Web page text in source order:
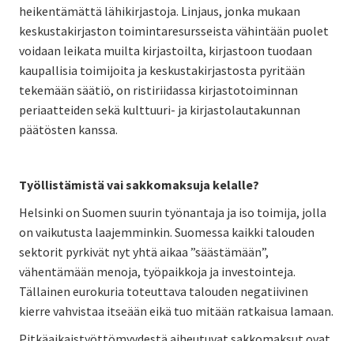
heikentämättä lähikirjastoja. Linjaus, jonka mukaan
keskustakirjaston toimintaresursseista vähintään puolet
voidaan leikata muilta kirjastoilta, kirjastoon tuodaan
kaupallisia toimijoita ja keskustakirjastosta pyritään
tekemään säätiö, on ristiriidassa kirjastotoiminnan
periaatteiden sekä kulttuuri- ja kirjastolautakunnan
päätösten kanssa.
Työllistämistä vai sakkomaksuja kelalle?
Helsinki on Suomen suurin työnantaja ja iso toimija, jolla
on vaikutusta laajemminkin. Suomessa kaikki talouden
sektorit pyrkivät nyt yhtä aikaa ”säästämään”,
vähentämään menoja, työpaikkoja ja investointeja.
Tällainen eurokuria toteuttava talouden negatiivinen
kierre vahvistaa itseään eikä tuo mitään ratkaisua lamaan.